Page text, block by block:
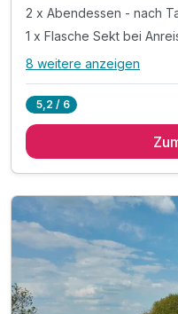
2 x Abendessen - nach
1 x Flasche Sekt bei
Alle Inklusivleistungen
2 x vielfältiges,
1 x Wellnesstasche:
inkl. Zugang zum
inkl. vielfältige
inkl. Panorama-Sauna
inkl. Wellnessnutzung bis
8 weitere anzeigen
5,2 / 6